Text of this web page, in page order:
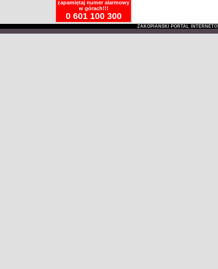
zapamiętaj numer alarmowy
w górach!!!
0 601 100 300
ZAKOPIAŃSKI PORTAL